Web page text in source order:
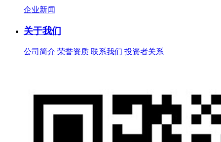
企业新闻
关于我们
公司简介 荣誉资质 联系我们 投资者关系